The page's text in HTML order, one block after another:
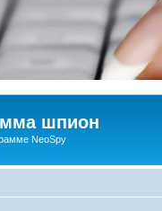
шпион
NeoSpy